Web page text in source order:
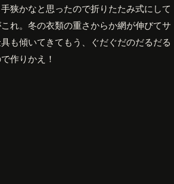
狭かなと思ったので折りたたみ式にして
れ。冬の衣類の重さからか網が伸びてサ
も傾いてきてもう、ぐだぐだのだるだる
作りかえ！